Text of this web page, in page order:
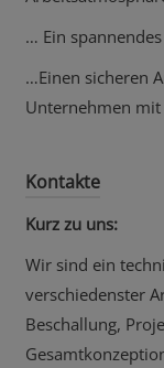
… Ein
…Einen sicheren
Unternehmen
Kontakte
Kurz zu uns:
Wir sind ein
verschiedenster
Beschallung,